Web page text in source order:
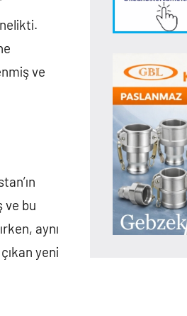
ve
ve bu
aynı
yeni